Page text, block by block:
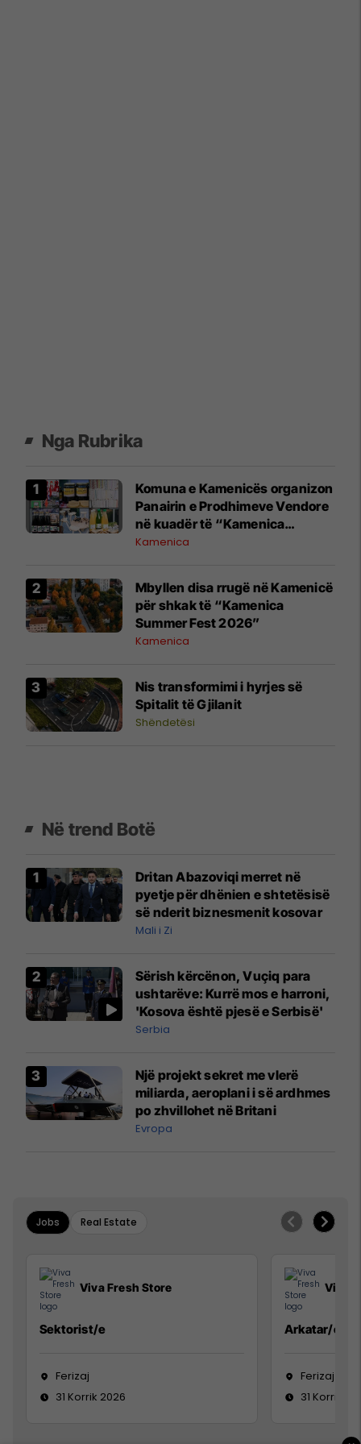
Nga Rubrika
Komuna e Kamenicës organizon
Panairin e Prodhimeve Vendore
në kuadër të “Kamenica
Summer Fest 2026”
Kamenica
Mbyllen disa rrugë në Kamenicë
për shkak të “Kamenica
Summer Fest 2026”
Kamenica
Nis transformimi i hyrjes së
Spitalit të Gjilanit
Shëndetësi
Në trend Botë
Dritan Abazoviqi merret në
pyetje për dhënien e shtetësisë
së nderit biznesmenit kosovar
Mali i Zi
Sërish kërcënon, Vuçiq para
ushtarëve: Kurrë mos e harroni,
'Kosova është pjesë e Serbisë'
Serbia
Një projekt sekret me vlerë
miliarda, aeroplani i së ardhmes
po zhvillohet në Britani
Evropa
Jobs Real Estate
Viva Fresh Store
Sektorist/e
Ferizaj
31 Korrik 2026
Viva
Arkatar/e
Ferizaj
31 Korrik